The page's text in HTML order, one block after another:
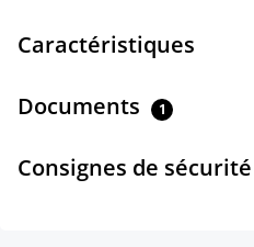
Caractéristiques
Documents 1
Consignes de sécurité